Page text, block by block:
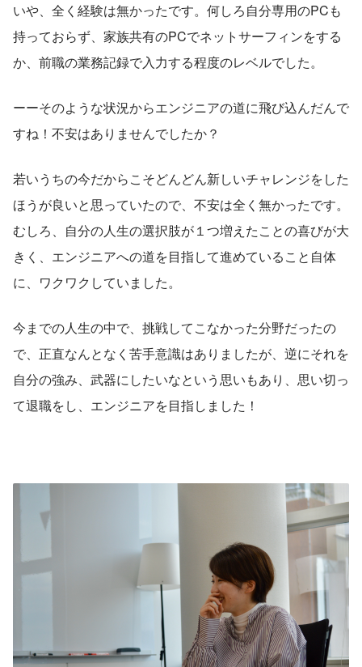
いや、全く経験は無かったです。何しろ自分専用のPCも
持っておらず、家族共有のPCでネットサーフィンをする
か、前職の業務記録で入力する程度のレベルでした。
ーーそのような状況からエンジニアの道に飛び込んだんで
すね！不安はありませんでしたか？
若いうちの今だからこそどんどん新しいチャレンジをした
ほうが良いと思っていたので、不安は全く無かったです。
むしろ、自分の人生の選択肢が１つ増えたことの喜びが大
きく、エンジニアへの道を目指して進めていること自体
に、ワクワクしていました。
今までの人生の中で、挑戦してこなかった分野だったの
で、正直なんとなく苦手意識はありましたが、逆にそれを
自分の強み、武器にしたいなという思いもあり、思い切っ
て退職をし、エンジニアを目指しました！